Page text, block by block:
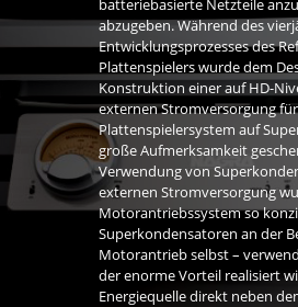
batteriebasierte Netzteile
abzugeben. Während des
Entwicklungsprozesses des
Plattenspielers wurde dem
Konstruktion einer auf HD-
externen Stromversorgung
Plattenspielersystem auf
große Aufmerksamkeit
Verwendung von
externen Stromversorgung
Motorantriebssystem so
Superkondensatoren an der
Motorantrieb selbst –
der enorme Vorteil realisiert
Energiequelle direkt neben